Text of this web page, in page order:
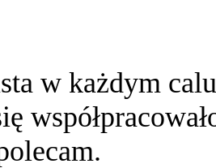
w każdym